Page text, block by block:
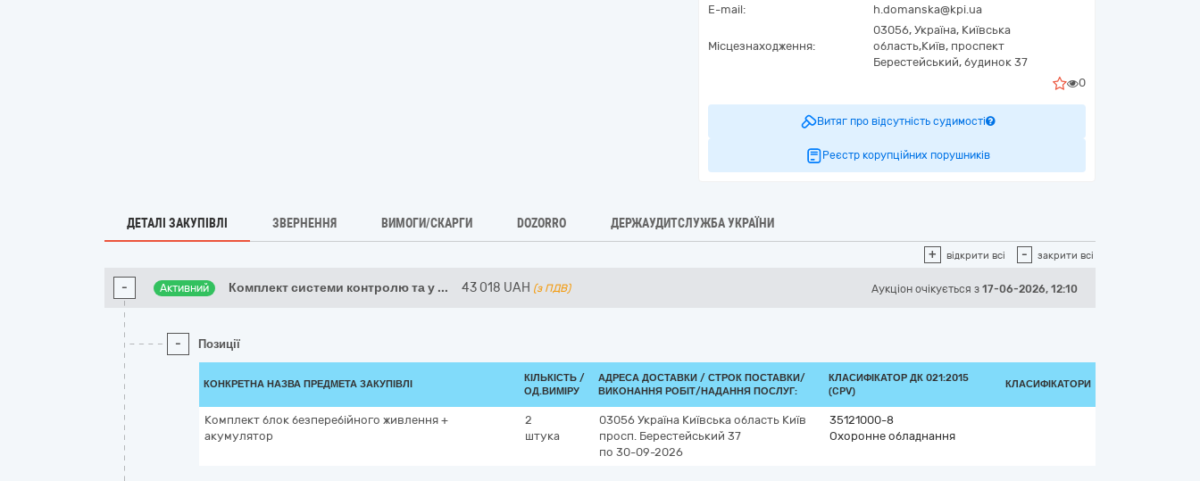
E-mail:
h.domanska@kpi.ua
Місцезнаходження:
03056, Україна, Київська
область,Київ, проспект
Берестейський, будинок 37
0
Витяг про відсутність судимості
Реєстр корупційних порушників
ДЕТАЛІ ЗАКУПІВЛІ ЗВЕРНЕННЯ ВИМОГИ/СКАРГИ DOZORRO ДЕРЖАУДИТСЛУЖБА УКРАЇНИ
+ відкрити всі - закрити всі
- Активний Комплект системи контролю та у ... 43 018 UAH (з ПДВ) Аукціон очікується з 17-06-2026, 12:10
- Позиції
КОНКРЕТНА НАЗВА ПРЕДМЕТА ЗАКУПІВЛІ
КІЛЬКІСТЬ /
ОД.ВИМІРУ
АДРЕСА ДОСТАВКИ / СТРОК ПОСТАВКИ/
ВИКОНАННЯ РОБІТ/НАДАННЯ ПОСЛУГ:
КЛАСИФІКАТОР ДК 021:2015
(CPV)
КЛАСИФІКАТОРИ
Комплект блок безперебійного живлення +
акумулятор
2
штука
03056 Україна Київська область Київ
просп. Берестейський 37
по 30-09-2026
35121000-8
Охоронне обладнання